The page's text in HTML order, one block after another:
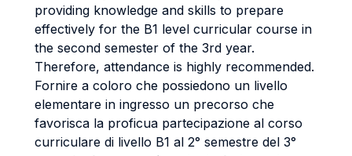
providing knowledge and skills to prepare
effectively for the B1 level curricular course in
the second semester of the 3rd year.
Therefore, attendance is highly recommended.
Fornire a coloro che possiedono un livello
elementare in ingresso un precorso che
favorisca la proficua partecipazione al corso
curriculare di livello B1 al 2° semestre del 3°